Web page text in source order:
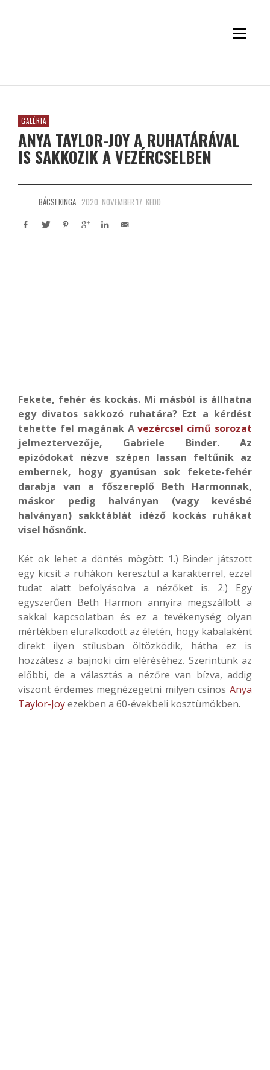
GALÉRIA
ANYA TAYLOR-JOY A RUHATÁRÁVAL
IS SAKKOZIK A VEZÉRCSELBEN
BÁCSI KINGA 2020. NOVEMBER 17. KEDD
Fekete, fehér és kockás. Mi másból is állhatna
egy divatos sakkozó ruhatára? Ezt a kérdést
tehette fel magának Avezércsel című sorozat
jelmeztervezője, Gabriele Binder. Az
epizódokat nézve szépen lassan feltűnik az
embernek, hogy gyanúsan sok fekete-fehér
darabja van a főszereplő Beth Harmonnak,
máskor pedig halványan (vagy kevésbé
halványan) sakktáblát idéző kockás ruhákat
visel hősnőnk.
Két ok lehet a döntés mögött: 1.) Binder játszott
egy kicsit a ruhákon keresztül a karakterrel, ezzel
tudat alatt befolyásolva a nézőket is. 2.) Egy
egyszerűen Beth Harmon annyira megszállott a
sakkal kapcsolatban és ez a tevékenység olyan
mértékben eluralkodott az életén, hogy kabalaként
direkt ilyen stílusban öltözködik, hátha ez is
hozzátesz a bajnoki cím eléréséhez. Szerintünk az
előbbi, de a választás a nézőre van bízva, addig
viszont érdemes megnézegetni milyen csinos Anya
Taylor-Joyezekben a 60-évekbeli kosztümökben.